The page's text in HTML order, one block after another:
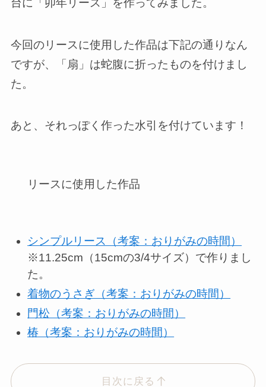
台に「卯年リース」を作ってみました。
今回のリースに使用した作品は下記の通りなん
ですが、「扇」は蛇腹に折ったものを付けまし
た。
あと、それっぽく作った水引を付けています！
リースに使用した作品
シンプルリース（考案：おりがみの時間）
※11.25cm（15cmの3/4サイズ）で作りまし
た。
着物のうさぎ（考案：おりがみの時間）
門松（考案：おりがみの時間）
椿（考案：おりがみの時間）
目次に戻る